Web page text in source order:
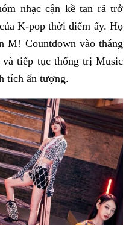
nhạc cận kề tan rã trở
K-pop thời điểm ấy. Họ
M! Countdown vào tháng
và tiếp tục thống trị Music
tích ấn tượng.